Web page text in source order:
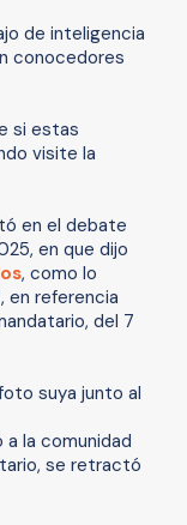
de inteligencia
conocedores
si estas
visite la
en el debate
en que dijo
, como lo
en referencia
del 7
suya junto al
a la comunidad
se retractó